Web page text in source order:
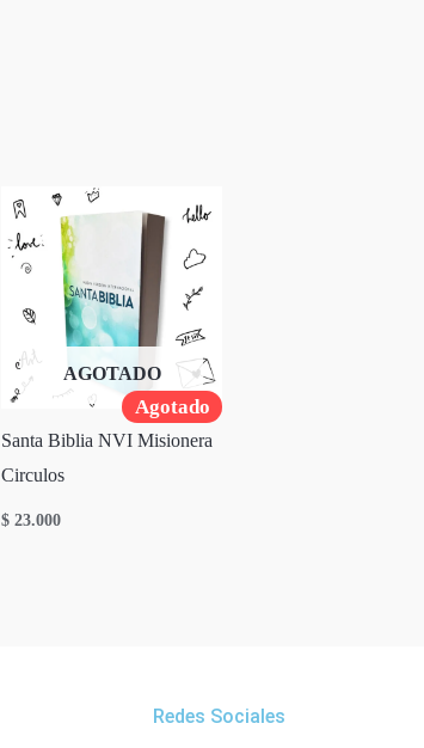
Agotado
AGOTADO
Santa Biblia NVI Misionera
Circulos
$ 23.000
Redes Sociales